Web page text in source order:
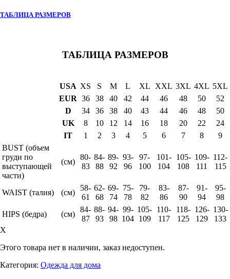
ТАБЛИЦА РАЗМЕРОВ
ТАБЛИЦА РАЗМЕРОВ
USA XS S M L XL XXL 3XL 4XL 5XL
EUR 36 38 40 42 44 46 48 50
52
D
34 36 38 40 43 44 46 48
50
UK
8 10 12 14 16 18 20 22
24
IT
1 2 3 4 5 6 7 8
9
BUST (объем
груди по
выступающей
части)
(см)
80-
83
84-
88
89-
92
93-
96
97-
100
101-
104
105-
108
109-
111
112-
115
WAIST (талия) (см)
58-
61
62-
68
69-
74
75-
78
79-
82
83-
86
87-
90
91-
94
95-
98
HIPS (бедра)
(см)
84-
87
88-
93
94-
98
99-
104
105-
109
110-
117
118-
125
126-
129
130-
133
X
Этого товара нет в наличии, заказ недоступен.
Категория: Одежда для дома